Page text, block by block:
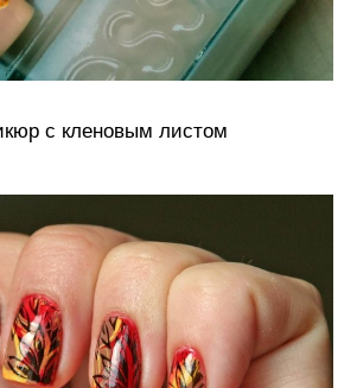
с кленовым листом